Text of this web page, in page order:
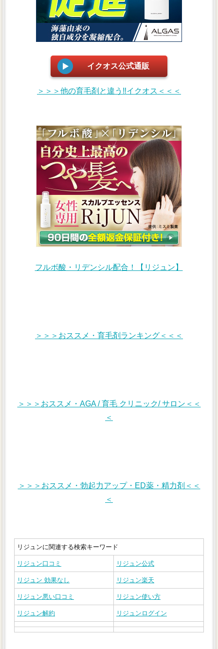
イクオス公式通販
＞＞＞他の育毛剤と違う‼イクオス＜＜＜
フルボ酸・リデンシル配合！【リジュン】
＞＞＞おススメ・育毛剤ランキング＜＜＜
＞＞＞おススメ・AGA / 育毛 クリニック/ サロン＜＜
＜
＞＞＞おススメ・勃起力アップ・ED薬・精力剤＜＜
＜
リジュンに関連する検索キーワード
リジュン口コミ リジュン公式
リジュン 効果なし リジュン楽天
リジュン悪い口コミ リジュン使い方
リジュン解約 リジュンログイン